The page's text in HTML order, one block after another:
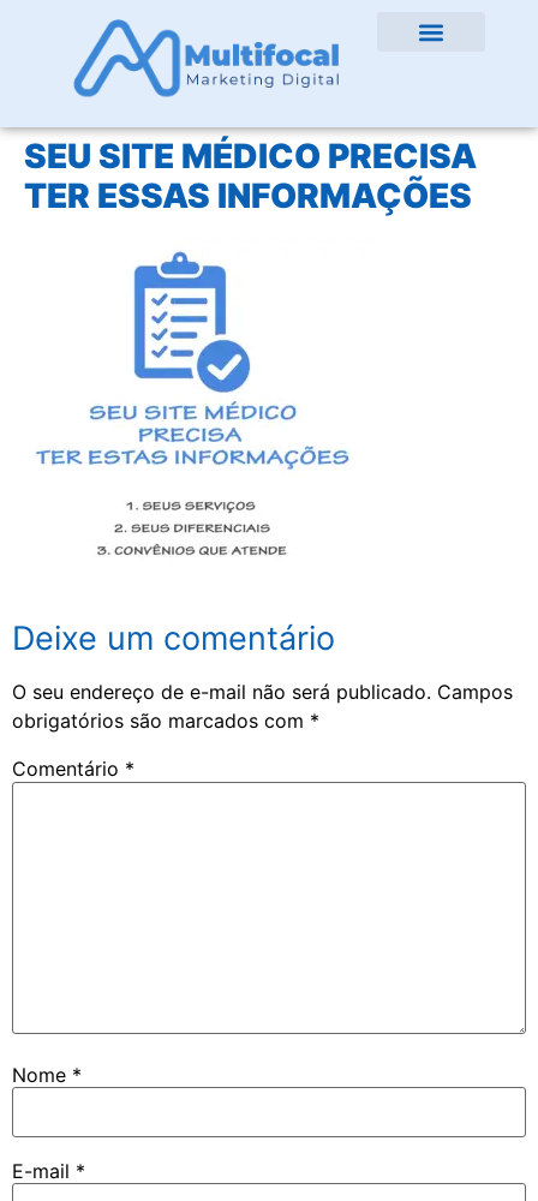
SEU SITE MÉDICO PRECISA
TER ESSAS INFORMAÇÕES
Deixe um comentário
O seu endereço de e-mail não será publicado. Campos
obrigatórios são marcados com *
Comentário *
Nome *
E-mail *